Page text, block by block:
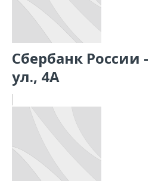
Сбербанк России
ул., 4А